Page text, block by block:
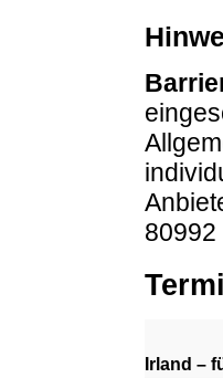
80992
Irland –